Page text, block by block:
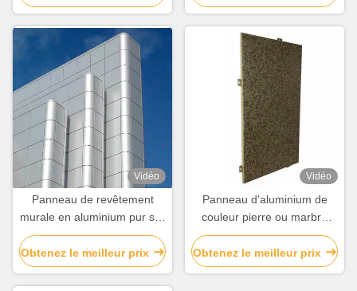
Vidéo
Panneau de revêtement
murale en aluminium pur sur
mesure A3003 pour la
décoration de façade
Obtenez le meilleur prix
Vidéo
Panneau d'aluminium de
couleur pierre ou marbre
imitée pour revêtement de
mur et décoration
Obtenez le meilleur prix